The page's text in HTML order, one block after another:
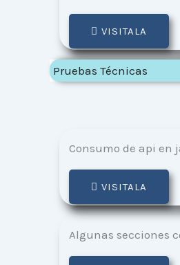
VISITALA
Pruebas Técnicas
Consumo de api en
VISITALA
Algunas secciones